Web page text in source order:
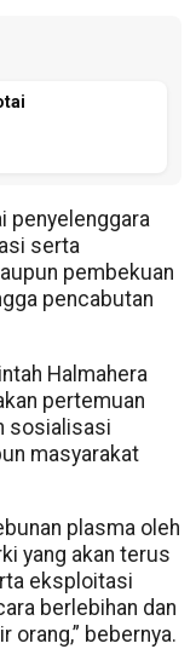
penyelenggara
serta
pembekuan
pencabutan
Halmahera
pertemuan
sosialisasi
masyarakat
plasma oleh
yang akan terus
eksploitasi
berlebihan dan
orang,” bebernya.